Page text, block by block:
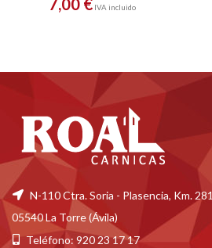
IVA incluido
N-110 Ctra. Soria - Plasencia, Km. 281
05540 La Torre (Ávila)
Teléfono: 920 23 17 17